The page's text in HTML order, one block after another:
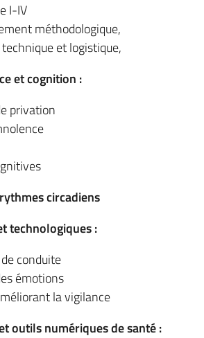
I-IV
méthodologique,
et logistique,
et cognition :
privation
circadiens
technologiques :
conduite
émotions
la vigilance
outils numériques de santé :